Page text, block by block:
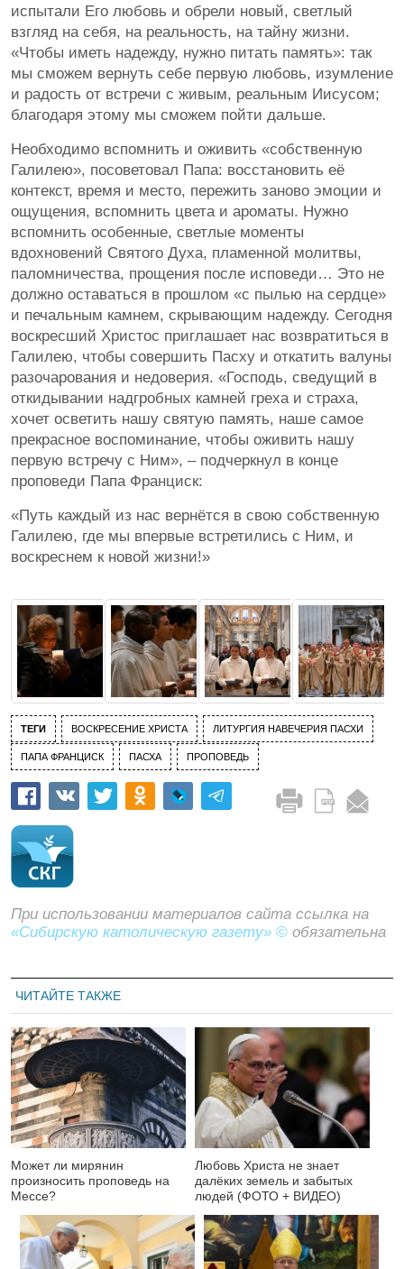
испытали Его любовь и обрели новый, светлый
взгляд на себя, на реальность, на тайну жизни.
«Чтобы иметь надежду, нужно питать память»: так
мы сможем вернуть себе первую любовь, изумление
и радость от встречи с живым, реальным Иисусом;
благодаря этому мы сможем пойти дальше.
Необходимо вспомнить и оживить «собственную
Галилею», посоветовал Папа: восстановить её
контекст, время и место, пережить заново эмоции и
ощущения, вспомнить цвета и ароматы. Нужно
вспомнить особенные, светлые моменты
вдохновений Святого Духа, пламенной молитвы,
паломничества, прощения после исповеди… Это не
должно оставаться в прошлом «с пылью на сердце»
и печальным камнем, скрывающим надежду. Сегодня
воскресший Христос приглашает нас возвратиться в
Галилею, чтобы совершить Пасху и откатить валуны
разочарования и недоверия. «Господь, сведущий в
откидывании надгробных камней греха и страха,
хочет осветить нашу святую память, наше самое
прекрасное воспоминание, чтобы оживить нашу
первую встречу с Ним», – подчеркнул в конце
проповеди Папа Франциск:
«Путь каждый из нас вернётся в свою собственную
Галилею, где мы впервые встретились с Ним, и
воскреснем к новой жизни!»
ТЕГИ ВОСКРЕСЕНИЕ ХРИСТА ЛИТУРГИЯ НАВЕЧЕРИЯ ПАСХИ
ПАПА ФРАНЦИСК ПАСХА ПРОПОВЕДЬ
При использовании материалов сайта ссылка на
«Сибирскую католическую газету» © обязательна
ЧИТАЙТЕ ТАКЖЕ
Может ли мирянин
произносить проповедь на
Мессе?
Любовь Христа не знает
далёких земель и забытых
людей (ФОТО + ВИДЕО)